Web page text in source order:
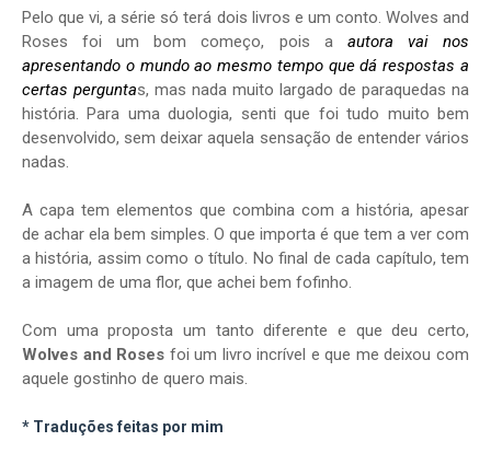
Pelo que vi, a série só terá dois livros e um conto. Wolves and
Roses foi um bom começo, pois a autora vai nos
apresentando o mundo ao mesmo tempo que dá respostas a
certas perguntas, mas nada muito largado de paraquedas na
história. Para uma duologia, senti que foi tudo muito bem
desenvolvido, sem deixar aquela sensação de entender vários
nadas.
A capa tem elementos que combina com a história, apesar
de achar ela bem simples. O que importa é que tem a ver com
a história, assim como o título. No final de cada capítulo, tem
a imagem de uma flor, que achei bem fofinho.
Com uma proposta um tanto diferente e que deu certo,
Wolves and Roses foi um livro incrível e que me deixou com
aquele gostinho de quero mais.
* Traduções feitas por mim